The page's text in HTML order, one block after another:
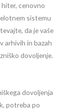
cenovno
sistemu
da je vaše
arhivih in bazah
dovoljenje.
dovoljenja
potreba po